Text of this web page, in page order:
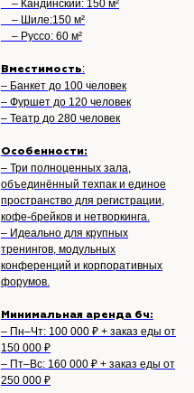
– Кандинский: 150 м²
– Шиле:150 м²
– Руссо: 60 м²
Вместимость:
– Банкет до 100 человек
– Фуршет до 120 человек
– Театр до 280 человек
Особенности:
– Три полноценных зала,
объединённый техпак и единое
пространство для регистрации,
кофе-брейков и нетворкинга.
– Идеально для крупных
тренингов, модульных
конференций и корпоративных
форумов.
Минимальная аренда 6ч:
– Пн–Чт: 100 000 ₽ + заказ еды от
150 000 ₽
– Пт–Вс: 160 000 ₽ + заказ еды от
250 000 ₽